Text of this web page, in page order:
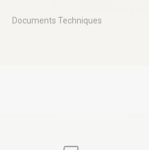
Documents Techniques